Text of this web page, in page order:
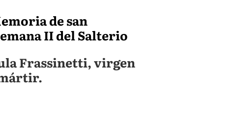
de san
II del Salterio
Frassinetti, virgen